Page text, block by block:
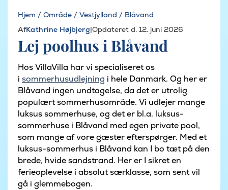
Hjem / Område / Vestjylland / Blåvand
AfKathrine Højbjerg|Opdateret d. 12. juni 2026
Lej poolhus i Blåvand
Hos VillaVilla har vi specialiseret os
i sommerhusudlejning i hele Danmark. Og her er
Blåvand ingen undtagelse, da det er utrolig
populært sommerhusområde. Vi udlejer mange
luksus sommerhuse, og det er bl.a. luksus-
sommerhuse i Blåvand med egen private pool,
som mange af vore gæster efterspørger. Med et
luksus-sommerhus i Blåvand kan I bo tæt på den
brede, hvide sandstrand. Her er I sikret en
ferieoplevelse i absolut særklasse, som sent vil
gå i glemmebogen.